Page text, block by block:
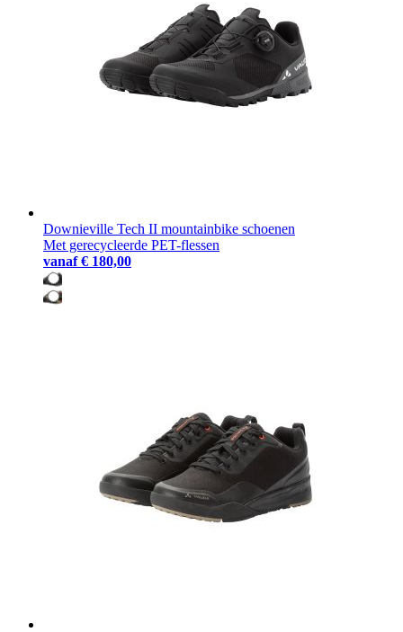
Downieville Tech II mountainbike schoenen
Met gerecycleerde PET-flessen
vanaf € 180,00